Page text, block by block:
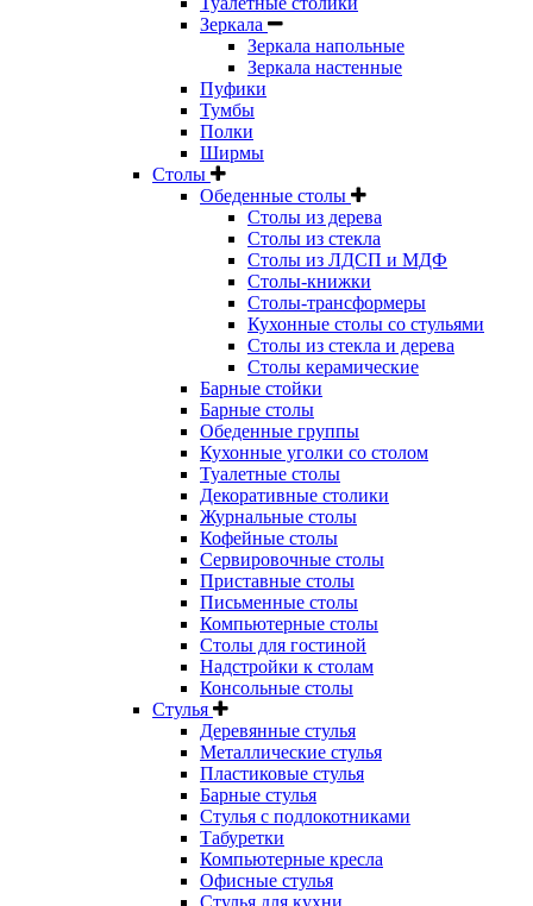
Зеркала
Зеркала напольные
Зеркала настенные
Пуфики
Тумбы
Полки
Ширмы
Столы
Обеденные столы
Столы из дерева
Столы из стекла
Столы из ЛДСП и МДФ
Столы-книжки
Столы-трансформеры
Кухонные столы со стульями
Столы из стекла и дерева
Столы керамические
Барные стойки
Барные столы
Обеденные группы
Кухонные уголки со столом
Туалетные столы
Декоративные столики
Журнальные столы
Кофейные столы
Сервировочные столы
Приставные столы
Письменные столы
Компьютерные столы
Столы для гостиной
Надстройки к столам
Консольные столы
Стулья
Деревянные стулья
Металлические стулья
Пластиковые стулья
Барные стулья
Стулья с подлокотниками
Табуретки
Компьютерные кресла
Офисные стулья
Стулья для кухни